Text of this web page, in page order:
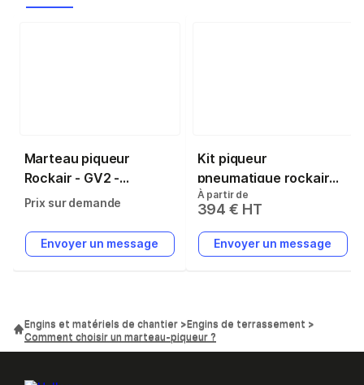
Marteau piqueur
Rockair - GV2 -
Référence 13109 - 2,6
Prix sur demande
Envoyer un message
Kit piqueur
pneumatique rockair
gv5 en coffret..
À partir de
394 € HT
Envoyer un message
Engins et matériels de chantier
Engins de terrassement
Comment choisir un marteau-piqueur ?